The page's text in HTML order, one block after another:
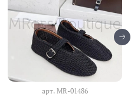
арт. MR-01486